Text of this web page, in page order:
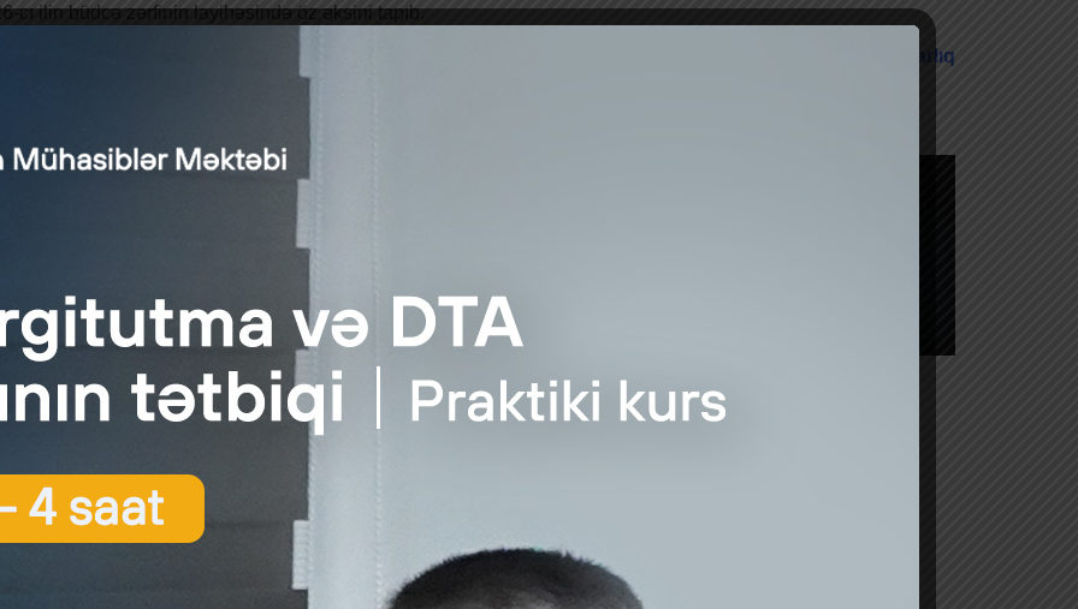
cı ilin büdcə zərfinin layihəsində öz əksini tapıb.
sahibkarlıq
dəstəklənməsi və vergi yükünün azaldılması məqsədilə planlaşdırılır.